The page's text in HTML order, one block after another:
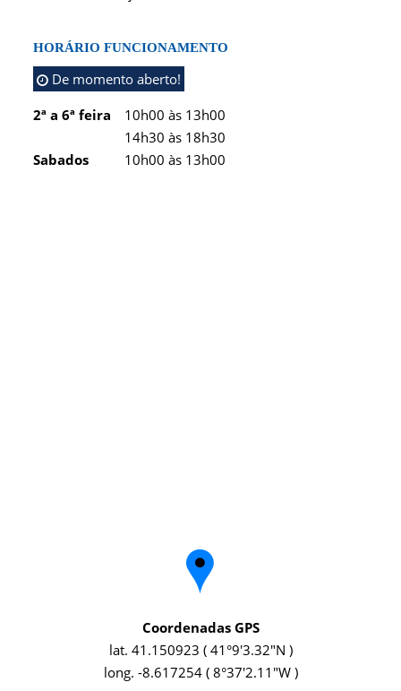
HORÁRIO FUNCIONAMENTO
De momento aberto!
2ª a 6ª feira
10h00 às 13h00
14h30 às 18h30
Sabados
10h00 às 13h00
Coordenadas GPS
lat. 41.150923 ( 41°9'3.32"N )
long. -8.617254 ( 8°37'2.11"W )